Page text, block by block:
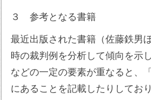
３ 参考となる書籍
最近出版された書籍（佐藤鉄男
時の裁判例を分析して傾向を示
などの一定の要素が重なると、
にあることを記載したりしてお